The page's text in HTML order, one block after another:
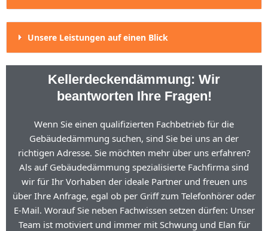
Unsere Leistungen auf einen Blick
Kellerdeckendämmung: Wir
beantworten Ihre Fragen!
Wenn Sie einen qualifizierten Fachbetrieb für die
Gebäudedämmung suchen, sind Sie bei uns an der
richtigen Adresse. Sie möchten mehr über uns erfahren?
Als auf Gebäudedämmung spezialisierte Fachfirma sind
wir für Ihr Vorhaben der ideale Partner und freuen uns
über Ihre Anfrage, egal ob per Griff zum Telefonhörer oder
E-Mail. Worauf Sie neben Fachwissen setzen dürfen: Unser
Team ist motiviert und immer mit Schwung und Elan für